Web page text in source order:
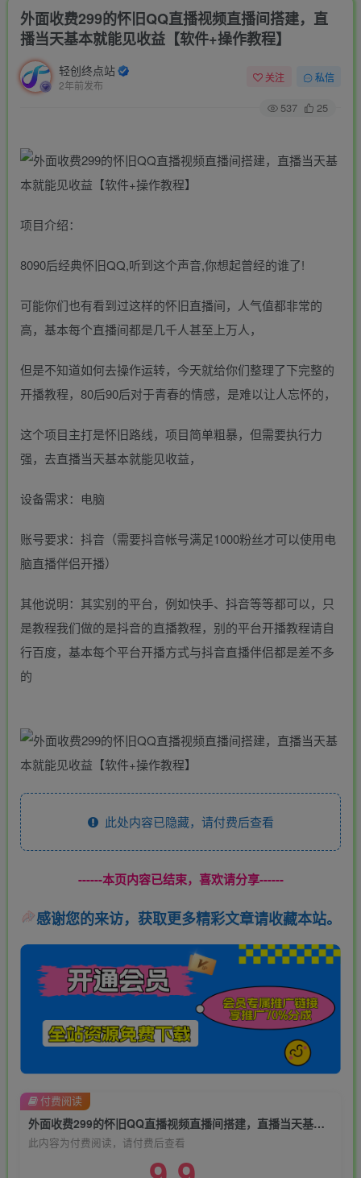
外面收费299的怀旧QQ直播视频直播间搭建，直
播当天基本就能见收益【软件+操作教程】
轻创终点站
2年前发布
关注 私信
537 25
项目介绍：
8090后经典怀旧QQ,听到这个声音,你想起曾经的谁了!
可能你们也有看到过这样的怀旧直播间，人气值都非常的
高，基本每个直播间都是几千人甚至上万人，
但是不知道如何去操作运转，今天就给你们整理了下完整的
开播教程，80后90后对于青春的情感，是难以让人忘怀的，
这个项目主打是怀旧路线，项目简单粗暴，但需要执行力
强，去直播当天基本就能见收益，
设备需求：电脑
账号要求：抖音（需要抖音帐号满足1000粉丝才可以使用电
脑直播伴侣开播）
其他说明：其实别的平台，例如快手、抖音等等都可以，只
是教程我们做的是抖音的直播教程，别的平台开播教程请自
行百度，基本每个平台开播方式与抖音直播伴侣都是差不多
的
此处内容已隐藏，请付费后查看
------本页内容已结束，喜欢请分享------
感谢您的来访，获取更多精彩文章请收藏本站。
外面收费299的怀旧QQ直播视频直播间搭建，直播当天基本就能见收益【软件+操作教程】
此内容为付费阅读，请付费后查看
付费阅读